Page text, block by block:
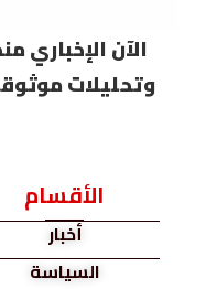
الآن الإخباري
وتحليلات
الأقسام
أخبار
السياسة